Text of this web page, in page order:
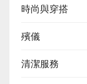
時尚與穿搭
殯儀
清潔服務